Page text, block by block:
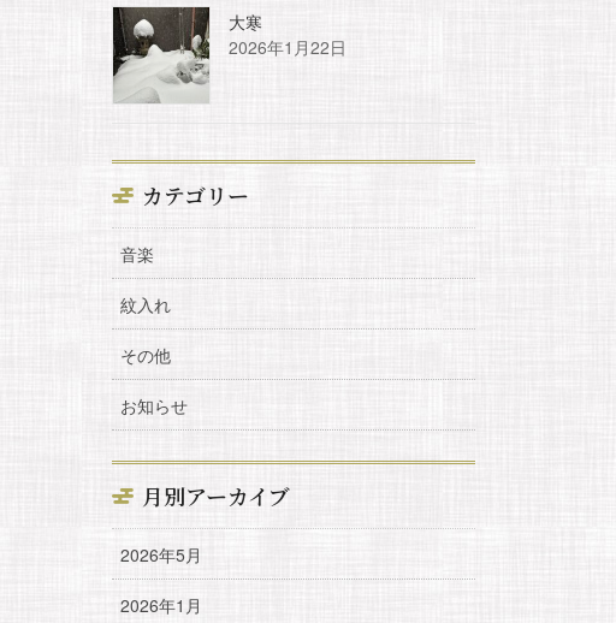
大寒
2026年1月22日
カテゴリー
音楽
紋入れ
その他
お知らせ
月別アーカイブ
2026年5月
2026年1月